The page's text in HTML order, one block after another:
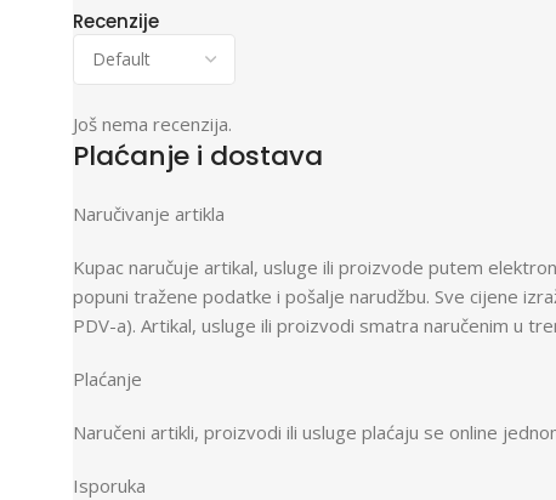
Recenzije
Još nema recenzija.
Plaćanje i dostava
Naručivanje artikla
Kupac naručuje artikal, usluge ili proizvode putem
popuni tražene podatke i pošalje narudžbu. Sve cijene
PDV-a). Artikal, usluge ili proizvodi smatra naručenim u
Plaćanje
Naručeni artikli, proizvodi ili usluge plaćaju se online
Isporuka